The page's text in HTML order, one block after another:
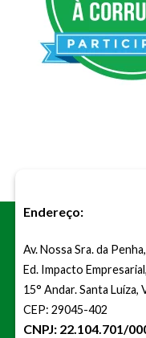
Endereço:
Av. Nossa Sra. da
Ed. Impacto Empresarial,
15° Andar. Santa Luíza,
CEP: 29045-402
CNPJ: 22.104.701/